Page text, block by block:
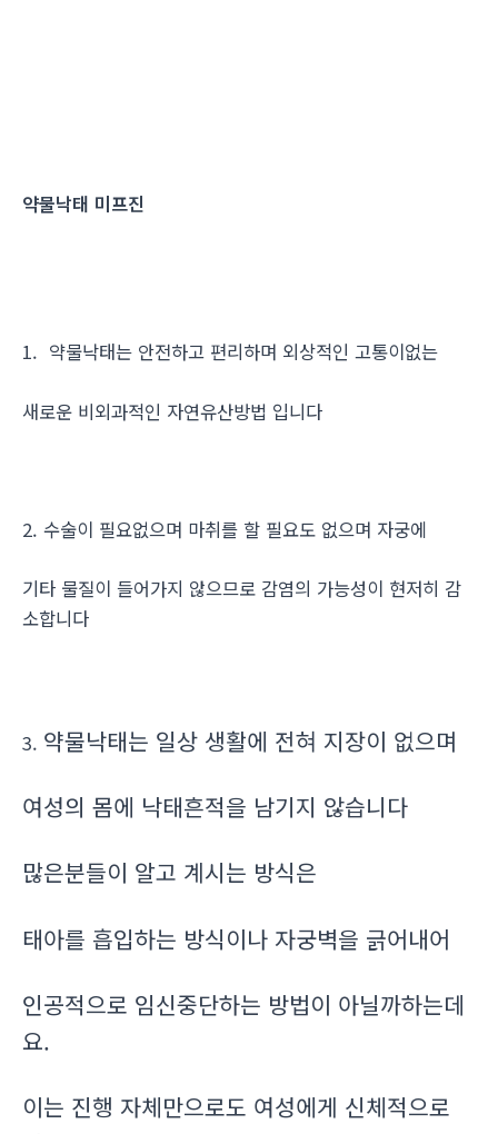
약물낙태 미프진
1. 약물낙태는 안전하고 편리하며 외상적인 고통이없는
새로운 비외과적인 자연유산방법 입니다
2. 수술이 필요없으며 마취를 할 필요도 없으며 자궁에
기타 물질이 들어가지 않으므로 감염의 가능성이 현저히 감
소합니다
3. 약물낙태는 일상 생활에 전혀 지장이 없으며
여성의 몸에 낙태흔적을 남기지 않습니다
많은분들이 알고 계시는 방식은
태아를 흡입하는 방식이나 자궁벽을 긁어내어
인공적으로 임신중단하는 방법이 아닐까하는데
요.
이는 진행 자체만으로도 여성에게 신체적으로